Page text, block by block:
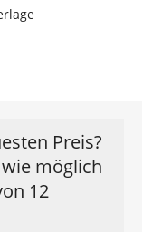
Preis?
möglich
12